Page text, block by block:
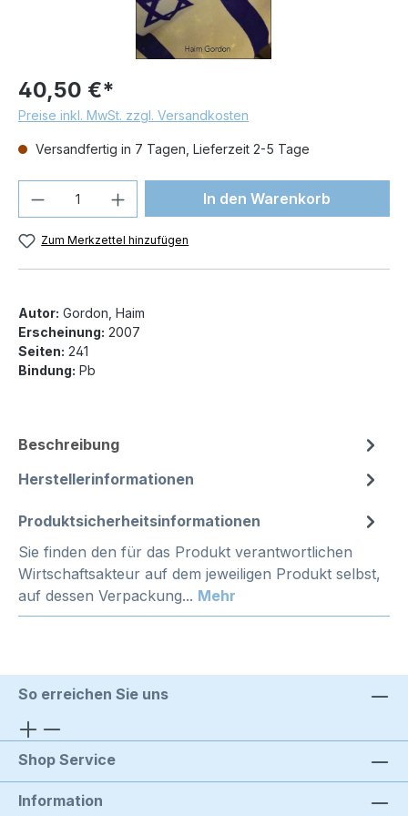
40,50 €*
Preise inkl. MwSt. zzgl. Versandkosten
Versandfertig in 7 Tagen, Lieferzeit 2-5 Tage
Produkt Anzahl: Gib denIn den Warenkorb
Zum Merkzettel hinzufügen
Autor: Gordon, Haim
Erscheinung: 2007
Seiten: 241
Bindung: Pb
Beschreibung
Herstellerinformationen
Produktsicherheitsinformationen
Sie finden den für das Produkt verantwortlichen
Wirtschaftsakteur auf dem jeweiligen Produkt selbst,
auf dessen Verpackung... Mehr
So erreichen Sie uns
Shop Service
Information